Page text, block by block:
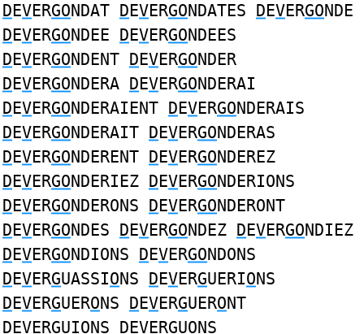
DEVERGONDAT DEVERGONDATES DEVERGONDE
DEVERGONDEE DEVERGONDEES
DEVERGONDENT DEVERGONDER
DEVERGONDERA DEVERGONDERAI
DEVERGONDERAIENT DEVERGONDERAIS
DEVERGONDERAIT DEVERGONDERAS
DEVERGONDERENT DEVERGONDEREZ
DEVERGONDERIEZ DEVERGONDERIONS
DEVERGONDERONS DEVERGONDERONT
DEVERGONDES DEVERGONDEZ DEVERGONDIEZ
DEVERGONDIONS DEVERGONDONS
DEVERGUASSIONS DEVERGUERIONS
DEVERGUERONS DEVERGUERONT
DEVERGUIONS DEVERGUONS